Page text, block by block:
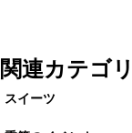
関連カテゴリ
スイーツ